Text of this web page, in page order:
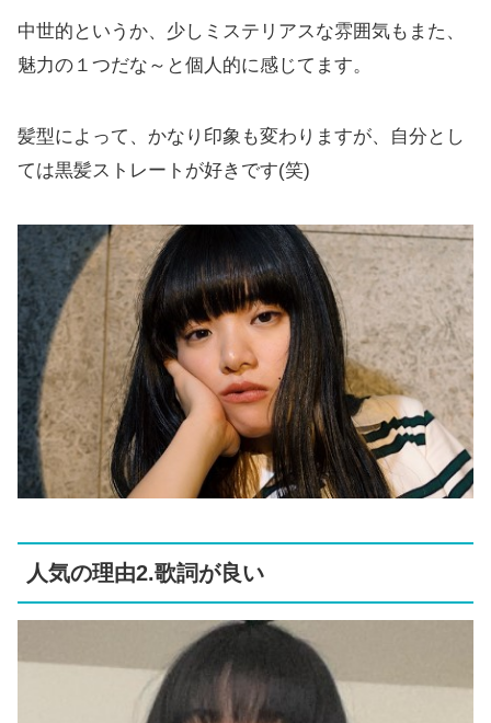
中世的というか、少しミステリアスな雰囲気もまた、
魅力の１つだな～と個人的に感じてます。
髪型によって、かなり印象も変わりますが、自分とし
ては黒髪ストレートが好きです(笑)
人気の理由2.歌詞が良い